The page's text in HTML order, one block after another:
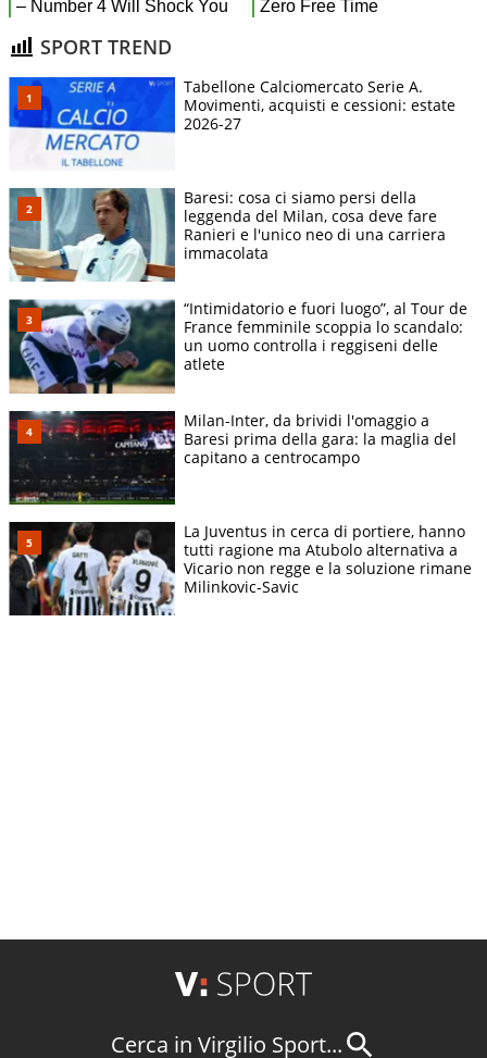
SPORT TREND
Tabellone Calciomercato Serie A.
Movimenti, acquisti e cessioni: estate
2026-27
Baresi: cosa ci siamo persi della
leggenda del Milan, cosa deve fare
Ranieri e l'unico neo di una carriera
immacolata
“Intimidatorio e fuori luogo”, al Tour de
France femminile scoppia lo scandalo:
un uomo controlla i reggiseni delle
atlete
Milan-Inter, da brividi l'omaggio a
Baresi prima della gara: la maglia del
capitano a centrocampo
La Juventus in cerca di portiere, hanno
tutti ragione ma Atubolo alternativa a
Vicario non regge e la soluzione rimane
Milinkovic-Savic
Cerca in Virgilio Sport...